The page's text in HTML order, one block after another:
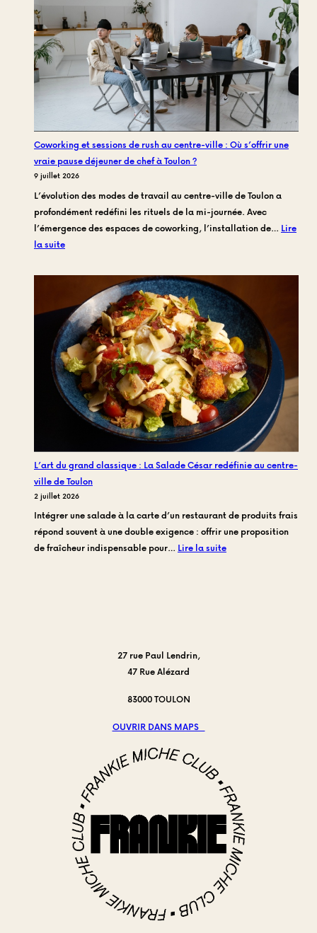
:
Pourquoi
l’offre
sucrée
de
Frankie
Family
refuse
les
codes
la
congélation
Coworking et sessions de rush au centre-ville : Où s’offrir une
vraie pause déjeuner de chef à Toulon ?
9 juillet 2026
L’évolution des modes de travail au centre-ville de Toulon a
profondément redéfini les rituels de la mi-journée. Avec
l’émergence des espaces de coworking, l’installation de… Lire
la suite:
et
sessions
de
rush
au
centre-
ville
:
Où
s’offrir
vraie
pause
déjeuner
de
chef
à
Toulon
L’art du grand classique : La Salade César redéfinie au centre-
ville de Toulon
2 juillet 2026
Intégrer une salade à la carte d’un restaurant de produits frais
répond souvent à une double exigence : offrir une proposition
de fraîcheur indispensable pour… Lire la suite:
27 rue Paul Lendrin,
47 Rue Alézard
83000 TOULON
OUVRIR DANS MAPS